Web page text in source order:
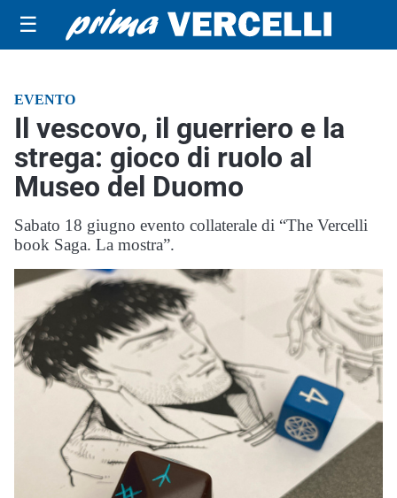
☰
EVENTO
Il vescovo, il guerriero e la
strega: gioco di ruolo al
Museo del Duomo
Sabato 18 giugno evento collaterale di “The Vercelli
book Saga. La mostra”.